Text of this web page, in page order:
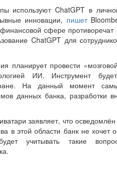
используют ChatGPT в
инновации, пишет
сфере
ChatGPT для
планирует провести
ИИ. Инструмент
На данный момент
данных банка, разработки
заявляет, что
в этой области банк не хочет
учитывать такие